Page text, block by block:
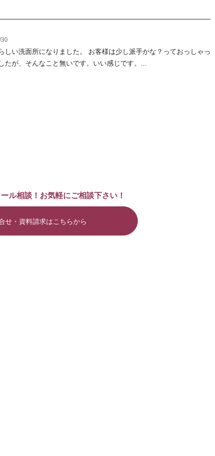
30
しい洗面所になりました。 お客様は少し派手かな？っておっしゃっ
たが、そんなこと無いです。いい感じです。...
ル相談！お気軽にご相談下さい！
せ・資料請求はこちらから